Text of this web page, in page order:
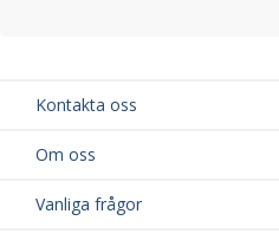
Kontakta oss
Om oss
Vanliga frågor